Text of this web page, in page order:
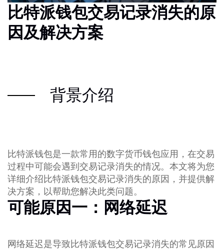
比特派钱包交易记录消失的原
因及解决方案
背景介绍
比特派钱包是一款常用的数字货币钱包应用，在交易
过程中可能会遇到交易记录消失的情况。本文将为您
详细介绍比特派钱包交易记录消失的原因，并提供解
决方案，以帮助您解决此类问题。
可能原因一：网络延迟
网络延迟是导致比特派钱包交易记录消失的常见原因